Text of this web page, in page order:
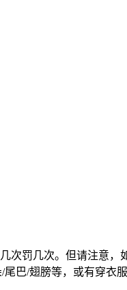
罚几次。但请注意
巴/翅膀等，或有穿衣